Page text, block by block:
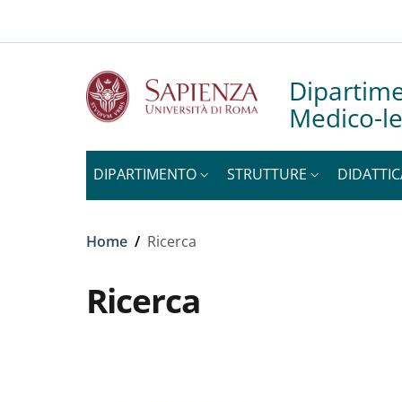
Medico-
DIPARTIMENTO STRUTTURE
Briciole di pane
Home / Ricerca
Ricerca